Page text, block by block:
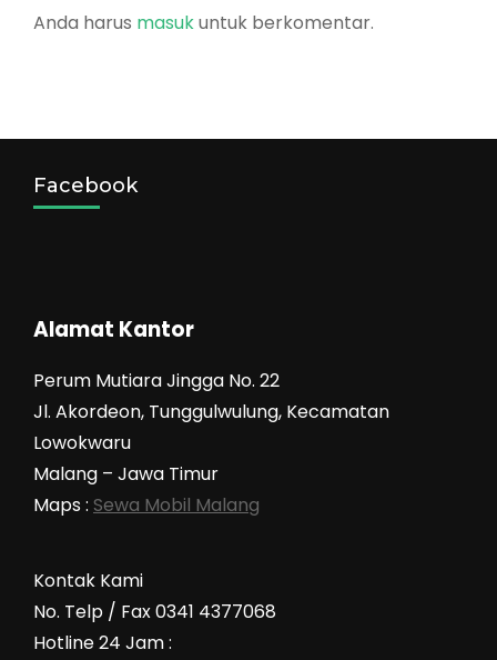
Anda harus masukuntuk berkomentar.
Facebook
Alamat Kantor
Perum Mutiara Jingga No. 22
Jl. Akordeon, Tunggulwulung, Kecamatan
Lowokwaru
Malang – Jawa Timur
Maps : Sewa Mobil Malang
Kontak Kami
No. Telp / Fax 0341 4377068
Hotline 24 Jam :